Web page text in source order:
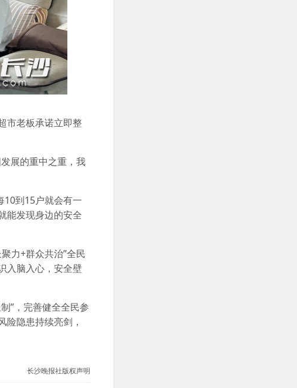
市老板承诺立即整
展的重中之重，我
10到15户就会有一
能发现身边的安全
力+群众共治”全民
入脑入心，安全壁
”，完善健全全民参
险隐患持续亮剑，
长沙晚报社版权声明